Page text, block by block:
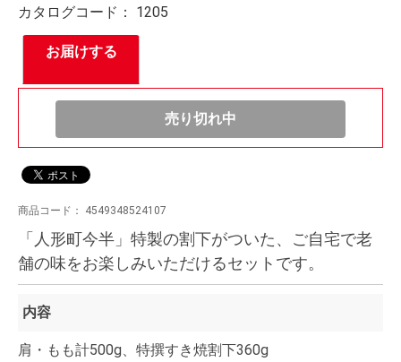
カタログコード： 1205
お届けする
売り切れ中
商品コード： 4549348524107
「人形町今半」特製の割下がついた、ご自宅で老
舗の味をお楽しみいただけるセットです。
内容
肩・もも計500g、特撰すき焼割下360g